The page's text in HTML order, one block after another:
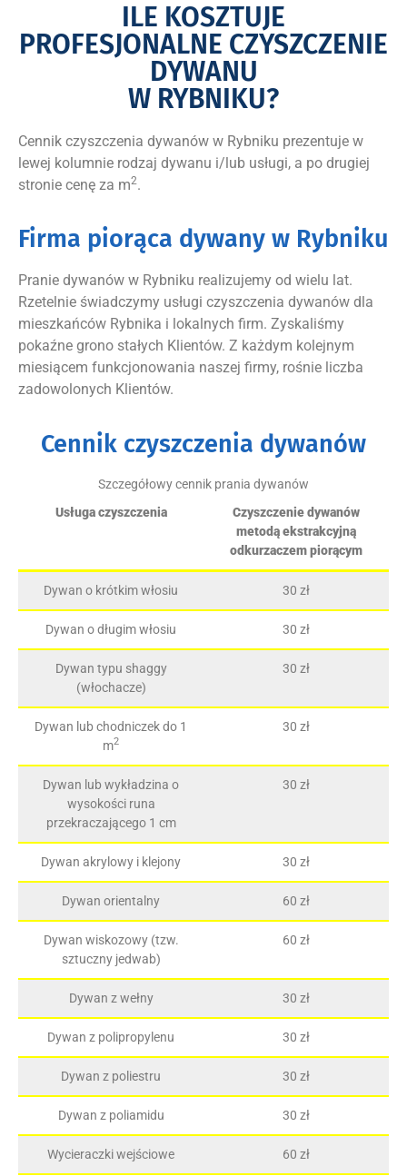
ILE KOSZTUJE
PROFESJONALNE CZYSZCZENIE
DYWANU
W RYBNIKU?
Cennik czyszczenia dywanów w Rybniku prezentuje w
lewej kolumnie rodzaj dywanu i/lub usługi, a po drugiej
stronie cenę za m2.
Firma piorąca dywany w Rybniku
Pranie dywanów w Rybniku realizujemy od wielu lat.
Rzetelnie świadczymy usługi czyszczenia dywanów dla
mieszkańców Rybnika i lokalnych firm. Zyskaliśmy
pokaźne grono stałych Klientów. Z każdym kolejnym
miesiącem funkcjonowania naszej firmy, rośnie liczba
zadowolonych Klientów.
Cennik czyszczenia dywanów
Szczegółowy cennik prania dywanów
Usługa czyszczenia
Czyszczenie dywanów
metodą ekstrakcyjną
odkurzaczem piorącym
Dywan o krótkim włosiu 30 zł
Dywan o długim włosiu 30 zł
Dywan typu shaggy
(włochacze)
30 zł
Dywan lub chodniczek do 1
m2
30 zł
Dywan lub wykładzina o
wysokości runa
przekraczającego 1 cm
30 zł
Dywan akrylowy i klejony 30 zł
Dywan orientalny 60 zł
Dywan wiskozowy (tzw.
sztuczny jedwab)
60 zł
Dywan z wełny 30 zł
Dywan z polipropylenu 30 zł
Dywan z poliestru 30 zł
Dywan z poliamidu 30 zł
Wycieraczki wejściowe 60 zł